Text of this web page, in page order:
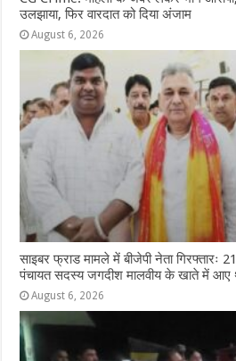
उलझाया, फिर वारदात को दिया अंजाम
August 6, 2026
साइबर फ्राड मामले में बीजेपी नेता गिरफ्तारः
पंचायत सदस्य जगदीश मालवीय के खाते में
August 6, 2026